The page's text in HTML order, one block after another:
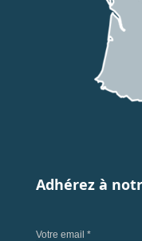
Adhérez à
Votre email *